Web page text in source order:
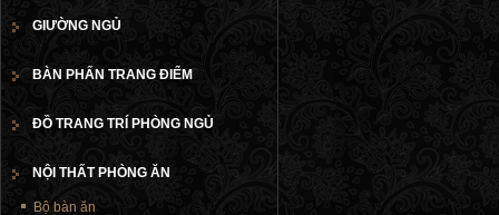
GIƯỜNG NGỦ
BÀN PHẤN TRANG ĐIỂM
ĐỒ TRANG TRÍ PHÒNG NGỦ
NỘI THẤT PHÒNG ĂN
Bộ bàn ăn